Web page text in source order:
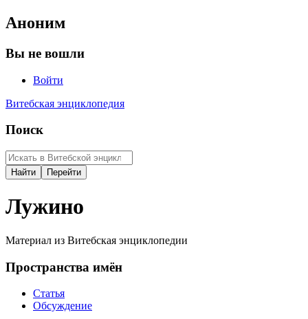
Аноним
Вы не вошли
Войти
Витебская энциклопедия
Поиск
Лужино
Материал из Витебская энциклопедии
Пространства имён
Статья
Обсуждение